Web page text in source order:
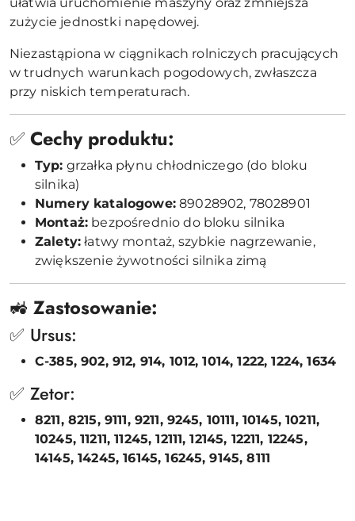
ułatwia uruchomienie maszyny oraz zmniejsza
zużycie jednostki napędowej.
Niezastąpiona w ciągnikach rolniczych pracujących
w trudnych warunkach pogodowych, zwłaszcza
przy niskich temperaturach.
✅ Cechy produktu:
Typ: grzałka płynu chłodniczego (do bloku
silnika)
Numery katalogowe:89028902, 78028901
Montaż: bezpośrednio do bloku silnika
Zalety: łatwy montaż, szybkie nagrzewanie,
zwiększenie żywotności silnika zimą
🚜 Zastosowanie:
✅ Ursus:
C-385, 902, 912, 914, 1012, 1014, 1222, 1224, 1634
✅ Zetor:
8211, 8215, 9111, 9211, 9245, 10111, 10145, 10211,
10245, 11211, 11245, 12111, 12145, 12211, 12245,
14145, 14245, 16145, 16245, 9145, 8111